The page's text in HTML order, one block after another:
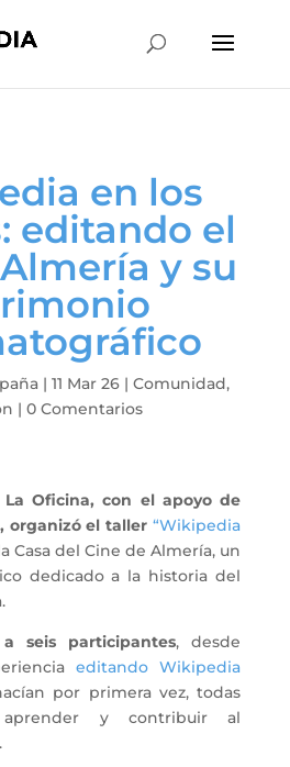
en los
editando el
y su
| 11 Mar 26| Comunidad,
| 0 Comentarios
La Oficina, con el apoyo de
organizó el taller“Wikipedia
Casa del Cine de Almería, un
dedicado a la historia del
seis participantes, desde
editando Wikipedia
por primera vez, todas
y contribuir al